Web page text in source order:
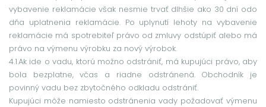
vybavenie reklamácie však nesmie trvať dlhšie ako 30 dní odo
dňa uplatnenia reklamácie. Po uplynutí lehoty na vybavenie
reklamácie má spotrebiteľ právo od zmluvy odstúpiť alebo má
právo na výmenu výrobku za nový výrobok.
4.1.Ak ide o vadu, ktorú možno odstrániť, má kupujúci právo, aby
bola bezplatne, včas a riadne odstránená. Obchodník je
povinný vadu bez zbytočného odkladu odstrániť.
Kupujúci môže namiesto odstránenia vady požadovať výmenu